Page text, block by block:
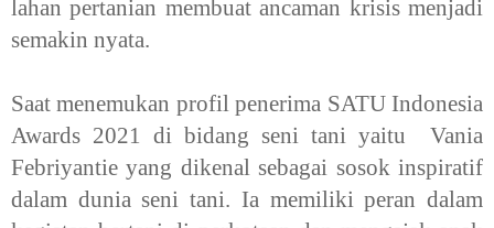
lahan pertanian membuat ancaman krisis menjadi
semakin nyata.
Saat menemukan profil penerima SATU Indonesia
Awards 2021 di bidang seni tani yaitu Vania
Febriyantie yang dikenal sebagai sosok inspiratif
dalam dunia seni tani. Ia memiliki peran dalam